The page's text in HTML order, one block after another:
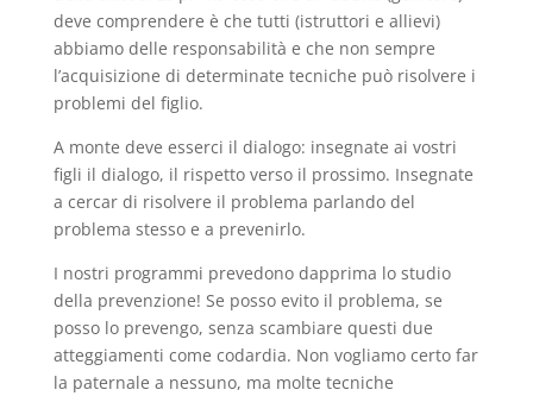
deve comprendere è che tutti (istruttori e allievi)
abbiamo delle responsabilità e che non sempre
l’acquisizione di determinate tecniche può risolvere i
problemi del figlio.
A monte deve esserci il dialogo: insegnate ai vostri
figli il dialogo, il rispetto verso il prossimo. Insegnate
a cercar di risolvere il problema parlando del
problema stesso e a prevenirlo.
I nostri programmi prevedono dapprima lo studio
della prevenzione! Se posso evito il problema, se
posso lo prevengo, senza scambiare questi due
atteggiamenti come codardia. Non vogliamo certo far
la paternale a nessuno, ma molte tecniche